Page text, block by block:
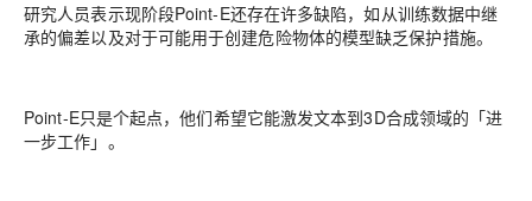
研究人员表示现阶段Point-E还存在许多缺陷，如从训练数据中继
承的偏差以及对于可能用于创建危险物体的模型缺乏保护措施。
Point-E只是个起点，他们希望它能激发文本到3D合成领域的「进
一步工作」。